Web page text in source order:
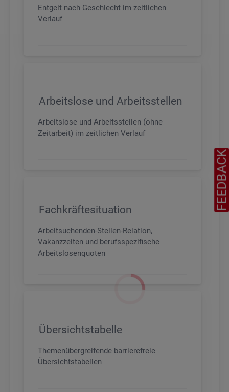
Entgelt nach Geschlecht im zeitlichen
Verlauf
Arbeitslose und Arbeitsstellen
Arbeitslose und Arbeitsstellen (ohne
Zeitarbeit) im zeitlichen Verlauf
Fachkräftesituation
Arbeitsuchenden-Stellen-Relation,
Vakanzzeiten und berufsspezifische
Arbeitslosenquoten
Übersichtstabelle
Themenübergreifende barrierefreie
Übersichtstabellen
FEEDBACK